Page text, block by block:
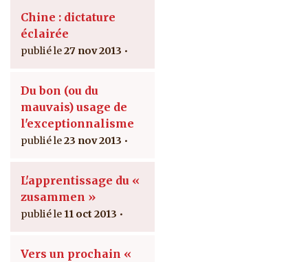
Chine : dictature
éclairée
27 nov 2013
Du bon (ou du
mauvais) usage de
l'exceptionnalisme
23 nov 2013
L'apprentissage du «
zusammen »
11 oct 2013
Vers un prochain «